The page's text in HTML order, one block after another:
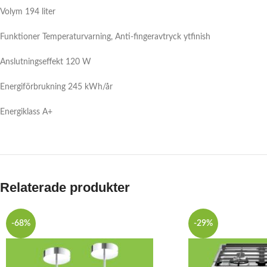
Volym 194 liter
Funktioner Temperaturvarning, Anti-fingeravtryck ytfinish
Anslutningseffekt 120 W
Energiförbrukning 245 kWh/år
Energiklass A+
Relaterade produkter
-68% -29%